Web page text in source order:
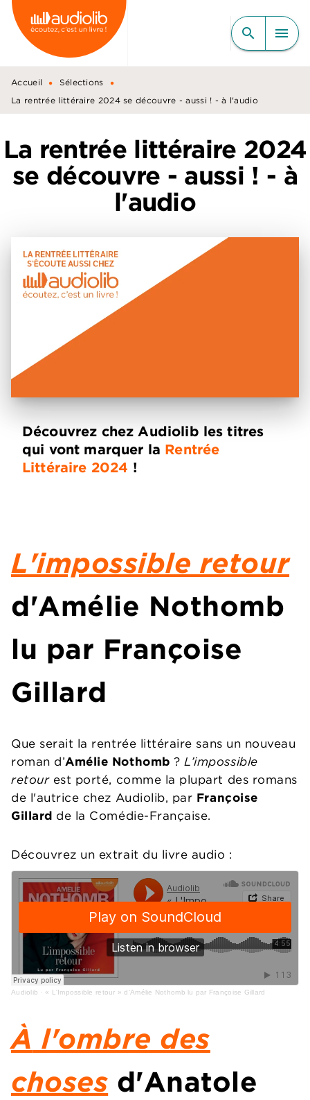
MENU RECHERCHE
CONTENU
PIED DE PAGE
search menu
Accueil • Sélections •
La rentrée littéraire 2024 se découvre - aussi ! - à l'audio
La rentrée littéraire 2024
se découvre - aussi ! - à
l'audio
Découvrez chez Audiolib les titres
qui vont marquer la Rentrée
Littéraire 2024 !
L'impossible retour
d'Amélie Nothomb
lu par Françoise
Gillard
Que serait la rentrée littéraire sans un nouveau
roman d’Amélie Nothomb ?L’impossible
retourest porté, comme la plupart des romans
de l'autrice chez Audiolib, par Françoise
Gillard de la Comédie-Française.
Découvrez un extrait du livre audio :
Audiolib · « L'Impossible retour » d'Amélie Nothomb lu par Françoise Gillard
À l'ombre des
choses d'Anatole